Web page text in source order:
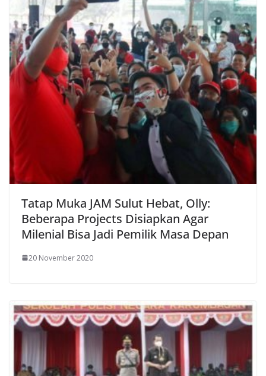
Tatap Muka JAM Sulut Hebat, Olly:
Beberapa Projects Disiapkan Agar
Milenial Bisa Jadi Pemilik Masa Depan
20 November 2020